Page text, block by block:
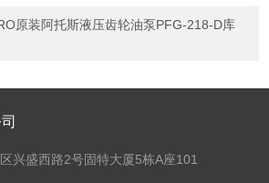
原装阿托斯液压齿轮油泵PFG-218-D库
兴盛西路2号固特大厦5栋A座101